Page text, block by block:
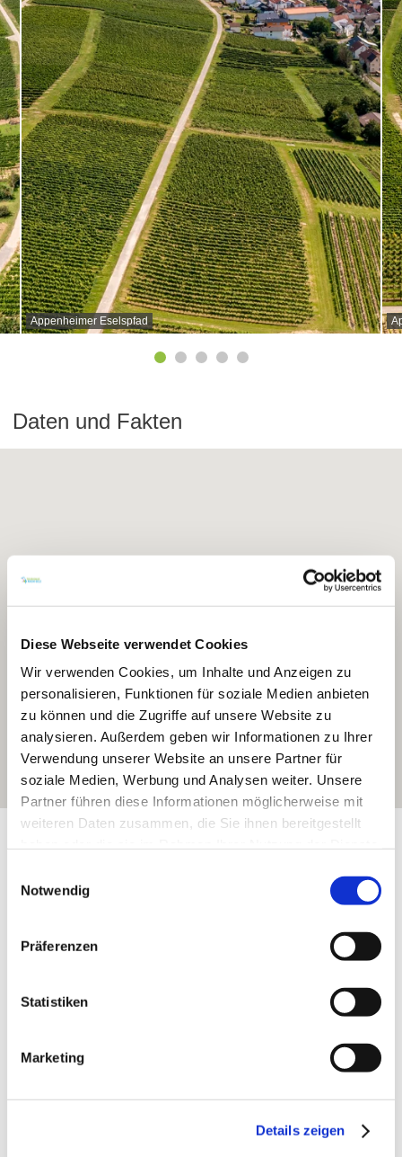
Diese Webseite verwendet Cookies
Wir verwenden Cookies, um Inhalte und Anzeigen zu
personalisieren, Funktionen für soziale Medien anbieten
zu können und die Zugriffe auf unsere Website zu
analysieren. Außerdem geben wir Informationen zu Ihrer
Verwendung unserer Website an unsere Partner für
soziale Medien, Werbung und Analysen weiter. Unsere
Partner führen diese Informationen möglicherweise mit
weiteren Daten zusammen, die Sie ihnen bereitgestellt
Notwendig
Präferenzen
Statistiken
Marketing
Details zeigen
Appenheimer Eselspfad
Daten und Fakten
Appenheim
Meereshöhe:180-230 m
Exposition:Südost